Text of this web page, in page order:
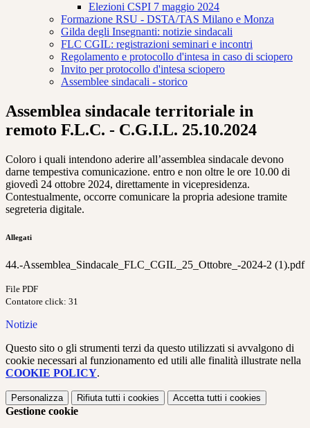
Elezioni CSPI 7 maggio 2024
Formazione RSU - DSTA/TAS Milano e Monza
Gilda degli Insegnanti: notizie sindacali
FLC CGIL: registrazioni seminari e incontri
Regolamento e protocollo d'intesa in caso di sciopero
Invito per protocollo d'intesa sciopero
Assemblee sindacali - storico
Assemblea sindacale territoriale in
remoto F.L.C. - C.G.I.L. 25.10.2024
Coloro i quali intendono aderire all’assemblea sindacale devono
darne tempestiva comunicazione. entro e non oltre le ore 10.00 di
giovedì 24 ottobre 2024, direttamente in vicepresidenza.
Contestualmente, occorre comunicare la propria adesione tramite
segreteria digitale.
Allegati
44.-Assemblea_Sindacale_FLC_CGIL_25_Ottobre_-2024-2 (1).pdf
File PDF
Contatore click: 31
Notizie
Questo sito o gli strumenti terzi da questo utilizzati si avvalgono di
cookie necessari al funzionamento ed utili alle finalità illustrate nella
COOKIE POLICY.
Personalizza Rifiuta tutti i cookies Accetta tutti i cookies
Gestione cookie